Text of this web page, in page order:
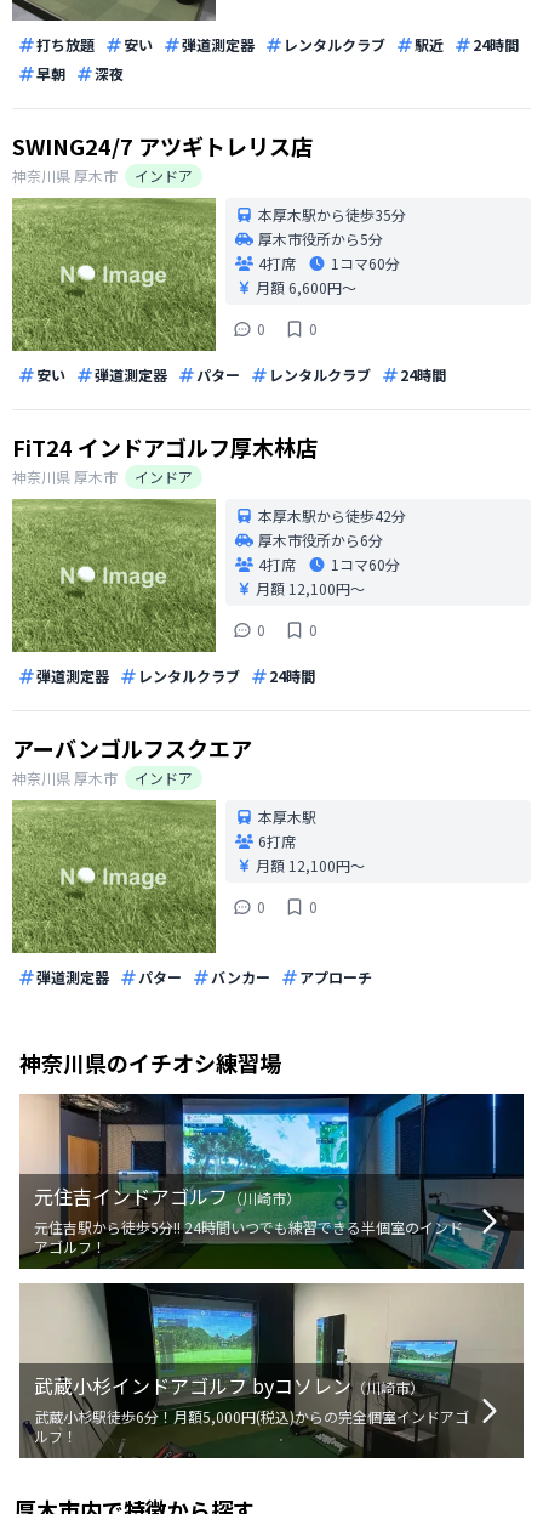
打ち放題 安い 弾道測定器 レンタルクラブ 駅近
24時間
早朝
深夜
SWING24/7 アツギトレリス店
神奈川県 厚木市
インドア
本厚木駅から徒歩35分
厚木市役所から5分
4打席
1コマ60分
月額 6,600円〜
0
0
安い 弾道測定器 パター レンタルクラブ 24時間
FiT24 インドアゴルフ厚木林店
神奈川県 厚木市
インドア
本厚木駅から徒歩42分
厚木市役所から6分
4打席
1コマ60分
月額 12,100円〜
0
0
弾道測定器 レンタルクラブ 24時間
アーバンゴルフスクエア
神奈川県 厚木市
インドア
本厚木駅
6打席
月額 12,100円〜
0
0
弾道測定器 パター バンカー アプローチ
神奈川県のイチオシ練習場
元住吉インドアゴルフ（川崎市）
元住吉駅から徒歩5分!! 24時間いつでも練習できる半個室のインド
アゴルフ！
武蔵小杉インドアゴルフ byコソレン（川崎市）
武蔵小杉駅徒歩6分！月額5,000円(税込)からの完全個室インドアゴ
ルフ！